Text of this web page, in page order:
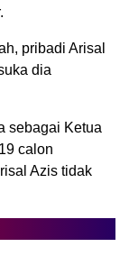
pribadi Arisal
dia
sebagai Ketua
calon
Azis tidak